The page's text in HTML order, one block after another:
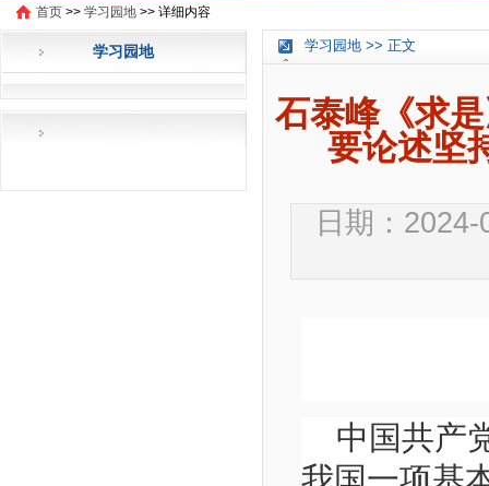
首页 >> 学习园地 >> 详细内容
学习园地 学习园地 >> 正文
石泰峰《求
要论述坚
日期：
中国共产